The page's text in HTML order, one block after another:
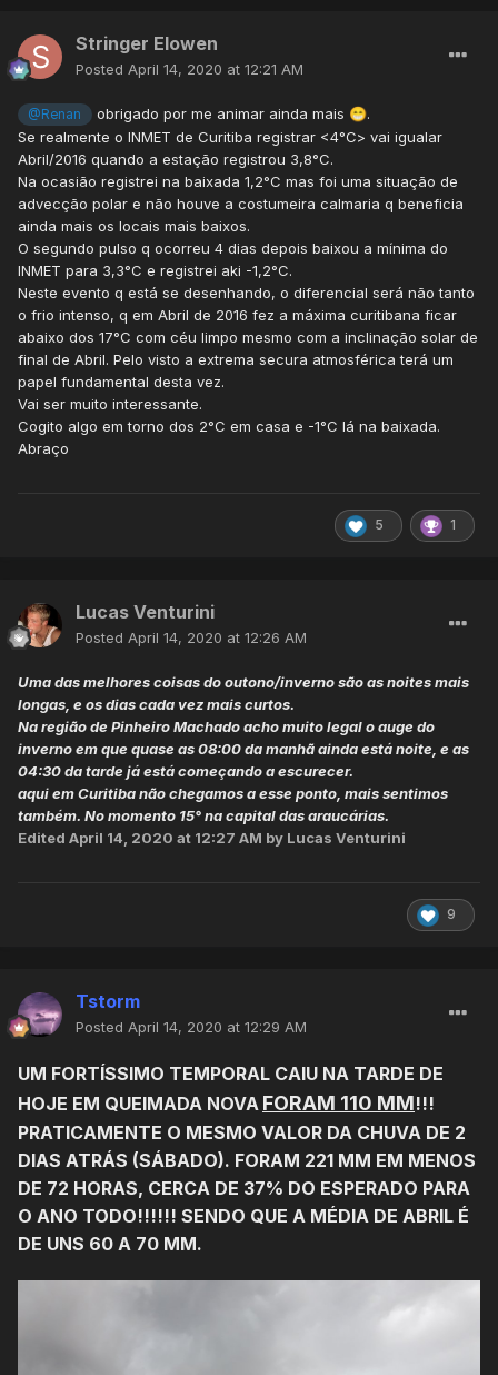
Stringer Elowen
Posted April 14, 2020 at 12:21 AM
@Renan obrigado por me animar ainda mais 😁.
Se realmente o INMET de Curitiba registrar <4°C> vai igualar
Abril/2016 quando a estação registrou 3,8°C.
Na ocasião registrei na baixada 1,2°C mas foi uma situação de
advecção polar e não houve a costumeira calmaria q beneficia
ainda mais os locais mais baixos.
O segundo pulso q ocorreu 4 dias depois baixou a mínima do
INMET para 3,3°C e registrei aki -1,2°C.
Neste evento q está se desenhando, o diferencial será não tanto
o frio intenso, q em Abril de 2016 fez a máxima curitibana ficar
abaixo dos 17°C com céu limpo mesmo com a inclinação solar de
final de Abril. Pelo visto a extrema secura atmosférica terá um
papel fundamental desta vez.
Vai ser muito interessante.
Cogito algo em torno dos 2°C em casa e -1°C lá na baixada.
Abraço
5 1
Lucas Venturini
Posted April 14, 2020 at 12:26 AM
Uma das melhores coisas do outono/inverno são as noites mais
longas, e os dias cada vez mais curtos.
Na região de Pinheiro Machado acho muito legal o auge do
inverno em que quase as 08:00 da manhã ainda está noite, e as
04:30 da tarde já está começando a escurecer.
aqui em Curitiba não chegamos a esse ponto, mais sentimos
também. No momento 15° na capital das araucárias.
Edited April 14, 2020 at 12:27 AM by Lucas Venturini
9
Tstorm
Posted April 14, 2020 at 12:29 AM
UM FORTÍSSIMO TEMPORAL CAIU NA TARDE DE
HOJE EM QUEIMADA NOVA FORAM 110 MM!!!
PRATICAMENTE O MESMO VALOR DA CHUVA DE 2
DIAS ATRÁS (SÁBADO). FORAM 221 MM EM MENOS
DE 72 HORAS, CERCA DE 37% DO ESPERADO PARA
O ANO TODO!!!!!! SENDO QUE A MÉDIA DE ABRIL É
DE UNS 60 A 70 MM.